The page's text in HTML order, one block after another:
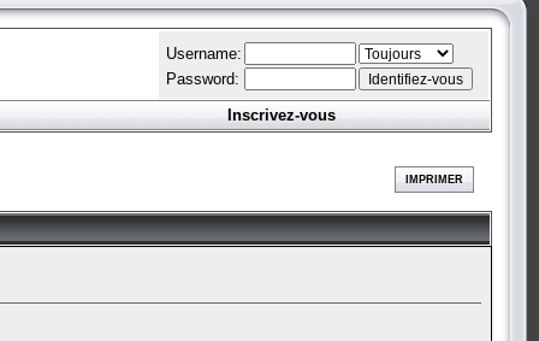
ConnectHall Of Fame
Username:
Password:
Inscrivez-vous
IMPRIMER